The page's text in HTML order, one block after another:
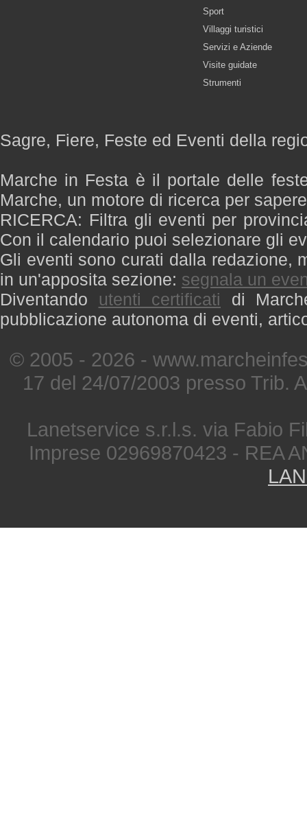
Sport
Villaggi turistici
Servizi e Aziende
Visite guidate
Strumenti
Sagre, Fiere, Feste ed Eventi della
Marche in Festa è il portale delle
Marche, un motore di ricerca per
RICERCA: Filtra gli eventi per
Con il calendario puoi selezionare gli
Gli eventi sono curati dalla redazione,
in un'apposita sezione: segnala un
Diventando utenti certificati di
pubblicazione autonoma di eventi,
© 2005 - 2026 -
17 del 24/07/2003 presso Trib.
Lanetservice s.r.l.s. via Fabio
Imprese 02969870423 - REA